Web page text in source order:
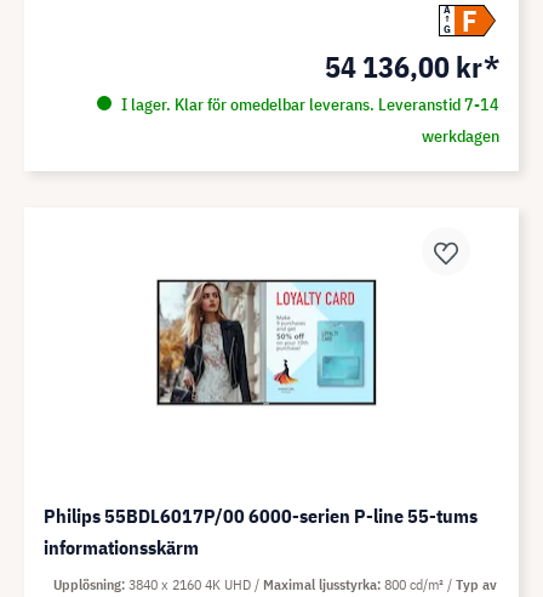
A
G
F
54 136,00 kr*
I lager. Klar för omedelbar leverans. Leveranstid 7-14
werkdagen
Philips 55BDL6017P/00 6000-serien P-line 55-tums
informationsskärm
Upplösning 3840 x 2160 4K UHD Maximal ljusstyrka 800 cd/m²
Typ av